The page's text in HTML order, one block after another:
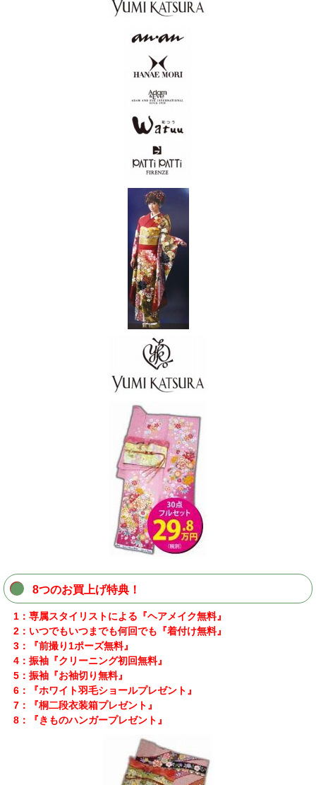
8つのお買上げ特典！
1：専属スタイリストによる『ヘアメイク無料』
2：いつでもいつまでも何回でも『着付け無料』
3：『前撮り1ポーズ無料』
4：振袖『クリーニング初回無料』
5：振袖『お袖切り無料』
6：『ホワイト羽毛ショールプレゼント』
7：『桐二段衣装箱プレゼント』
8：『きものハンガープレゼント』